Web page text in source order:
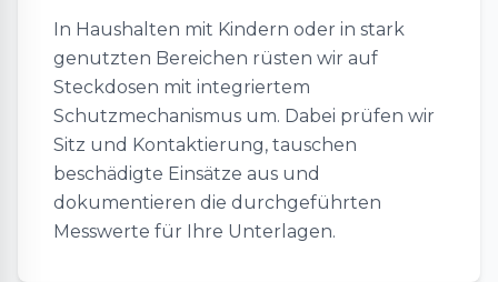
In Haushalten mit Kindern oder in stark
genutzten Bereichen rüsten wir auf
Steckdosen mit integriertem
Schutzmechanismus um. Dabei prüfen wir
Sitz und Kontaktierung, tauschen
beschädigte Einsätze aus und
dokumentieren die durchgeführten
Messwerte für Ihre Unterlagen.